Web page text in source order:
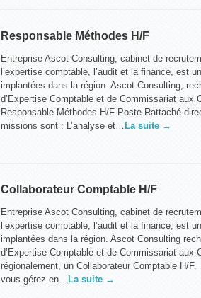
Responsable Méthodes H/F
Entreprise Ascot Consulting, cabinet de
l’expertise comptable, l’audit et la finance, est
implantées dans la région. Ascot Consulting,
d’Expertise Comptable et de Commissariat aux
Responsable Méthodes H/F Poste Rattaché
missions sont : L’analyse et… La suite →
Collaborateur Comptable H/F
Entreprise Ascot Consulting, cabinet de
l’expertise comptable, l’audit et la finance, est
implantées dans la région. Ascot Consulting
d’Expertise Comptable et de Commissariat aux
régionalement, un Collaborateur Comptable H/
vous gérez en… La suite →